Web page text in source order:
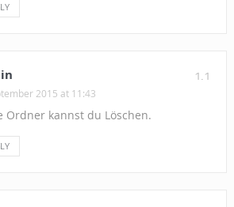
1.1
2015 at 11:43
Ordner kannst du Löschen.